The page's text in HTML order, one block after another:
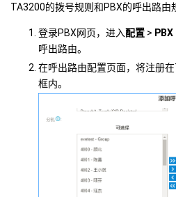
TA3200的拨号规则和PBX的呼出路由
登录PBX网页，进入配置 > PBX
呼出路由。
在呼出路由配置页面，将注册
框内。